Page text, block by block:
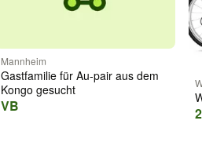
Mannheim
Gastfamilie für Au-pair aus dem
Kongo gesucht
VB